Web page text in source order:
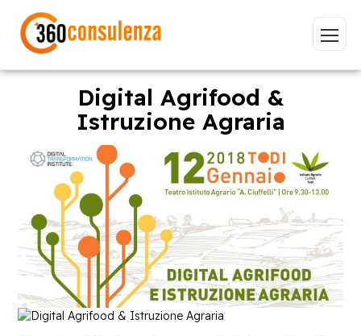
Vai
GDPR NIS2 Bandi ISO 27001
Sviluppo software BeeProd
Inizia a digitare per visualizzare le pagine consigliate.
Digital Agrifood &
Istruzione Agraria